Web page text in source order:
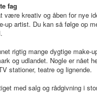
fag
være kreativ og åben for nye
up artist. Du kan så følge op
rigtig mange dygtige
og udlandet. Nogle er nået
stationer, teatre og lignende.
med salg og rådgivning i